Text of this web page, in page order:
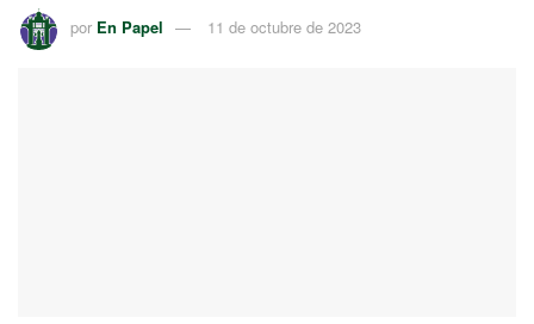
por En Papel 11 de octubre de 2023